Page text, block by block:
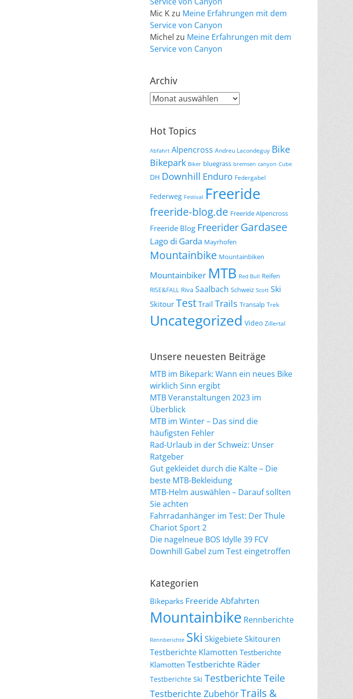
Mic Kzu Meine Erfahrungen mit dem
Service von Canyon
Michel zu Meine Erfahrungen mit dem
Service von Canyon
Archiv
Archiv
Hot Topics
Abfahrt Alpencross Andreu Lacondeguy Bike
Bikepark Biker bluegrass bremsen canyon Cube
DH Downhill Enduro Federgabel
Federweg Festival Freeride
freeride-blog.de Freeride Alpencross
Freeride Blog FreeriderGardasee
Lago di Garda Mayrhofen
Mountainbike Mountainbiken
Mountainbiker MTB Red Bull Reifen
RISE&FALL Riva Saalbach Schweiz Scott Ski
Skitour Test Trail Trails Transalp Trek
Uncategorized Video Zillertal
Unsere neuesten Beiträge
MTB im Bikepark: Wann ein neues Bike
wirklich Sinn ergibt
MTB Veranstaltungen 2023 im
Überblick
MTB im Winter – Das sind die
häufigsten Fehler
Rad-Urlaub in der Schweiz: Unser
Ratgeber
Gut gekleidet durch die Kälte – Die
beste MTB-Bekleidung
MTB-Helm auswählen – Darauf sollten
Sie achten
Fahrradanhänger im Test: Der Thule
Chariot Sport 2
Die nagelneue BOS Idylle 39 FCV
Downhill Gabel zum Test eingetroffen
Kategorien
Bikeparks Freeride Abfahrten
Mountainbike Rennberichte
Rennberichte Ski SkigebieteSkitouren
Testberichte Klamotten Testberichte
Klamotten Testberichte Räder
Testberichte Ski Testberichte Teile
Testberichte ZubehörTrails &